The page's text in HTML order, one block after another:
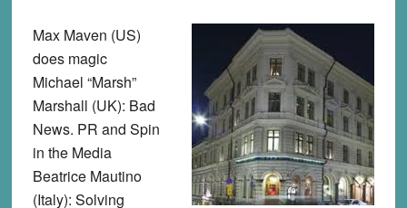
Max Maven (US)
does magic
Michael “Marsh”
Marshall (UK): Bad
News. PR and Spin
in the Media
Beatrice Mautino
(Italy): Solving